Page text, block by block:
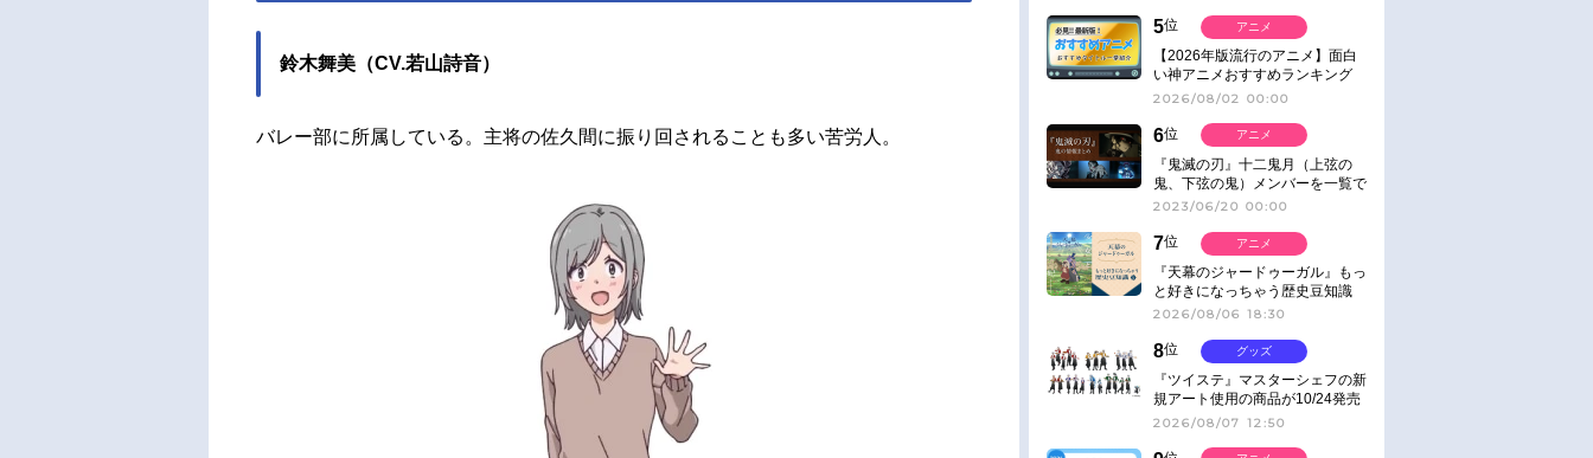
鈴木舞美（CV.若山詩音）
バレー部に所属している。主将の佐久間に振り回されることも多い苦労人。
5位
【2026年版流行のアニメ】面白
い神アニメおすすめランキング
【名作・話題作】｜ジャンル別人
2026/08/02 00:00
アニメ
6位
『鬼滅の刃』十二鬼月（上弦の
鬼、下弦の鬼）メンバーを一覧で
紹介＆解説（登場鬼の情報まと
2023/06/20 00:00
アニメ
7位
『天幕のジャードゥーガル』もっ
と好きになっちゃう歴史豆知識
2026/08/06 18:30
アニメ
8位
『ツイステ』マスターシェフの新
規アート使用の商品が10/24発売
2026/08/07 12:50
グッズ